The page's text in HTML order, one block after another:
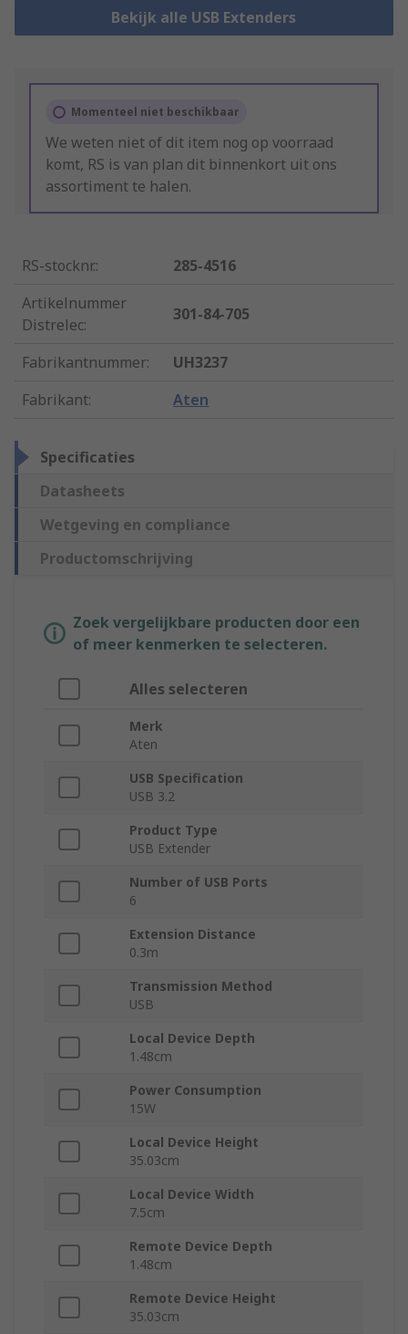
Bekijk alle USB Extenders
Momenteel niet beschikbaar
We weten niet of dit item nog op voorraad
komt, RS is van plan dit binnenkort uit ons
assortiment te halen.
RS-stocknr.:
285-4516
Artikelnummer
Distrelec:
301-84-705
Fabrikantnummer:
UH3237
Fabrikant: Aten
Specificaties
Datasheets
Wetgeving en compliance
Productomschrijving
Zoek vergelijkbare producten door een
of meer kenmerken te selecteren.
Alles selecteren
Merk
Aten
USB Specification
USB 3.2
Product Type
USB Extender
Number of USB Ports
6
Extension Distance
0.3m
Transmission Method
USB
Local Device Depth
1.48cm
Power Consumption
15W
Local Device Height
35.03cm
Local Device Width
7.5cm
Remote Device Depth
1.48cm
Remote Device Height
35.03cm